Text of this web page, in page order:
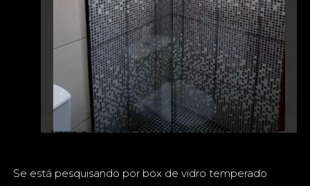
Se está pesquisando por box de vidro temperado